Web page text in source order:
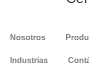
Nosotros
Industrias